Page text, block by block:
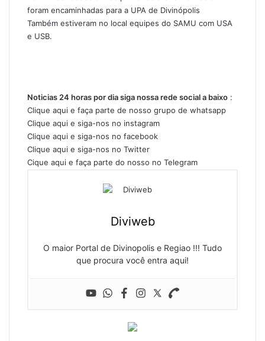
foram encaminhadas para a UPA de Divinópolis
Também estiveram no local equipes do SAMU com USA
e USB.
Noticias 24 horas por dia siga nossa rede social a baixo :
Clique aqui e faça parte de nosso grupo de whatsapp
Clique aqui e siga-nos no instagram
Clique aqui e siga-nos no facebook
Clique aqui e siga-nos no Twitter
Cique aqui e faça parte do nosso no Telegram
Diviweb
O maior Portal de Divinopolis e Regiao !!! Tudo
que procura você entra aqui!